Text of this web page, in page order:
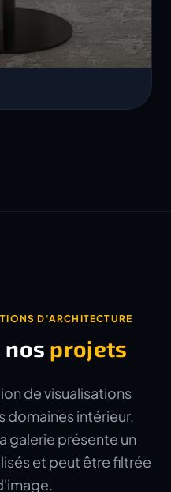
D'ARCHITECTURE
nos projets
de visualisations
domaines intérieur,
galerie présente un
et peut être filtrée